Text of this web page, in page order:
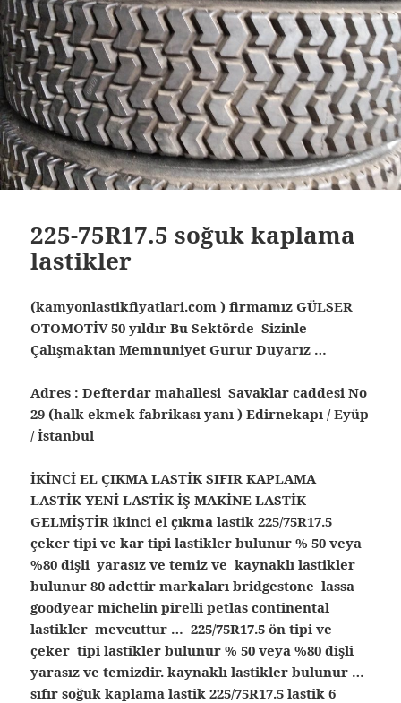
225-75R17.5 soğuk kaplama
lastikler
(kamyonlastikfiyatlari.com ) firmamız GÜLSER
OTOMOTİV 50 yıldır Bu Sektörde Sizinle
Çalışmaktan Memnuniyet Gurur Duyarız …
Adres : Defterdar mahallesi Savaklar caddesi No
29 (halk ekmek fabrikası yanı ) Edirnekapı / Eyüp
/ İstanbul
İKİNCİ EL ÇIKMA LASTİK SIFIR KAPLAMA
LASTİK YENİ LASTİK İŞ MAKİNE LASTİK
GELMİŞTİR ikinci el çıkma lastik 225/75R17.5
çeker tipi ve kar tipi lastikler bulunur % 50 veya
%80 dişli yarasız ve temiz ve kaynaklı lastikler
bulunur 80 adettir markaları bridgestone lassa
goodyear michelin pirelli petlas continental
lastikler mevcuttur … 225/75R17.5 ön tipi ve
çeker tipi lastikler bulunur % 50 veya %80 dişli
yarasız ve temizdir. kaynaklı lastikler bulunur …
sıfır soğuk kaplama lastik 225/75R17.5 lastik 6